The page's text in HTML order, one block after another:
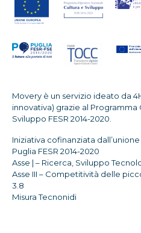
Movery è un servizio ideato da
innovativa) grazie al
Sviluppo FESR 2014-2020.
Iniziativa cofinanziata
Puglia FESR 2014-2020
Asse | – Ricerca, Sviluppo
Asse III – Competitività delle
3.8
Misura Tecnonidi